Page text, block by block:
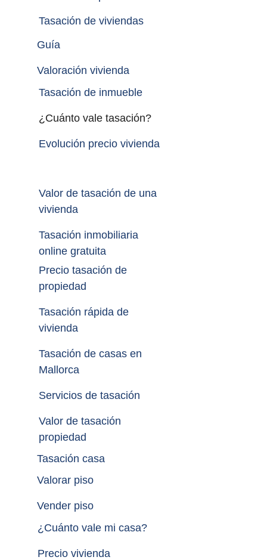
Tasación de viviendas
Guía
Valoración vivienda
Tasación de inmueble
Valor de tasación de una
vivienda
Tasación inmobiliaria
online gratuita
Precio tasación de
propiedad
Tasación rápida de
vivienda
Tasación de casas en
Mallorca
Servicios de tasación
Valor de tasación
propiedad
Tasación casa
Valorar piso
¿Cuánto vale mi casa?
Precio vivienda
¿Cuánto vale tasación?
Evolución precio vivienda
Vender piso